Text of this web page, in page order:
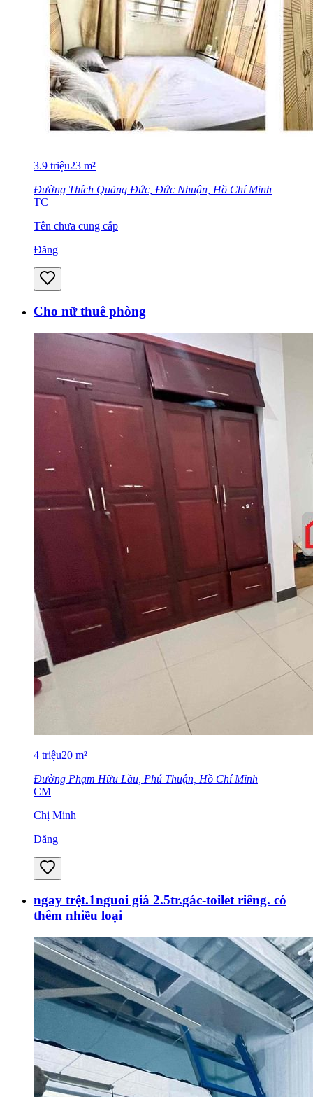
3.9 triệu23 m²
Đường Thích Quảng Đức, Đức Nhuận, Hồ Chí Minh
TC
Tên chưa cung cấp
Đăng
Cho nữ thuê phòng
4 triệu20 m²
Đường Phạm Hữu Lầu, Phú Thuận, Hồ Chí Minh
CM
Chị Minh
Đăng
ngay trệt.1nguoi giá 2.5tr.gác-toilet riêng. có
thêm nhiều loại